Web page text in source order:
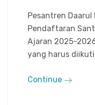
Pesantren
Pendaftaran
Ajaran 2025-
yang harus
Continue